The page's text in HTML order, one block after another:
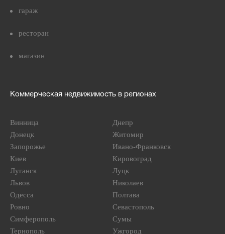
гараж
ресторан
магазин
Коммерческая недвижимость в регионах
Винница
Днепр
Донецк
Житомир
Запорожье
Ивано-Франковск
Киев
Кировоград
Луганск
Луцк
Львов
Николаев
Одесса
Полтава
Ровно
Севастополь
Симферополь
Сумы
Тернополь
Ужгород